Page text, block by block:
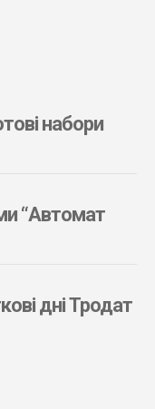
набори
“Автомат
дні Тродат